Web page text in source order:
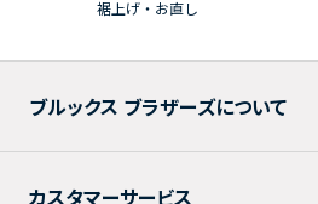
裾上げ・お直し
ブルックス ブラザーズについて
カスタマーサービス